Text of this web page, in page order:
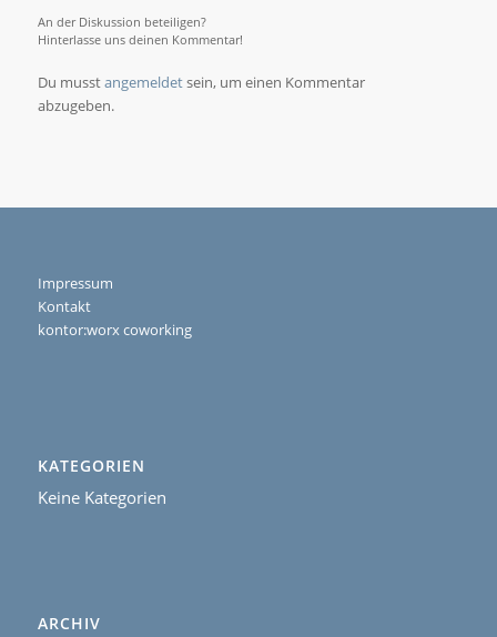
An der Diskussion beteiligen?
Hinterlasse uns deinen Kommentar!
Du musstangemeldetsein, um einen Kommentar
abzugeben.
Impressum
Kontakt
kontor:worx coworking
KATEGORIEN
Keine Kategorien
ARCHIV